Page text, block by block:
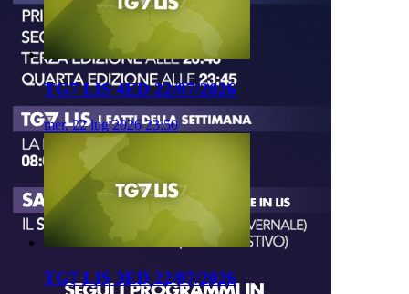
TG7 LIS 4ED 22/07/2026
mer, 22 lug 2026 23:50
TG7 LIS 3ED 22/07/2026